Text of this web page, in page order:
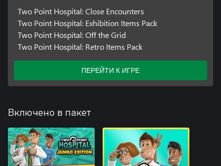
Two Point Hospital: Close Encounters
Two Point Hospital: Exhibition Items Pack
Two Point Hospital: Off the Grid
Two Point Hospital: Retro Items Pack
ПЕРЕЙТИ К ИГРЕ
Включено в пакет